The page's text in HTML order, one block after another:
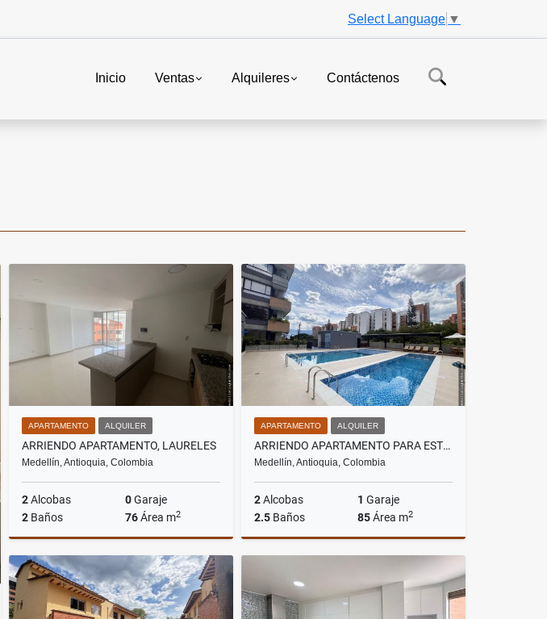
Select Language ▼
Inicio Ventas Alquileres Contáctenos
APARTAMENTO ALQUILER
ARRIENDO APARTAMENTO, LAURELES
Medellín, Antioquia, Colombia
2Alcobas 0Garaje
2 Baños 76Área m2
Alquiler
$3.600.000
APARTAMENTO ALQUILER
ARRIENDO APARTAMENTO PARA ESTRENAR POBLADO, CASTROPOL
Medellín, Antioquia, Colombia
2Alcobas 1 Garaje
2.5 Baños 85Área m2